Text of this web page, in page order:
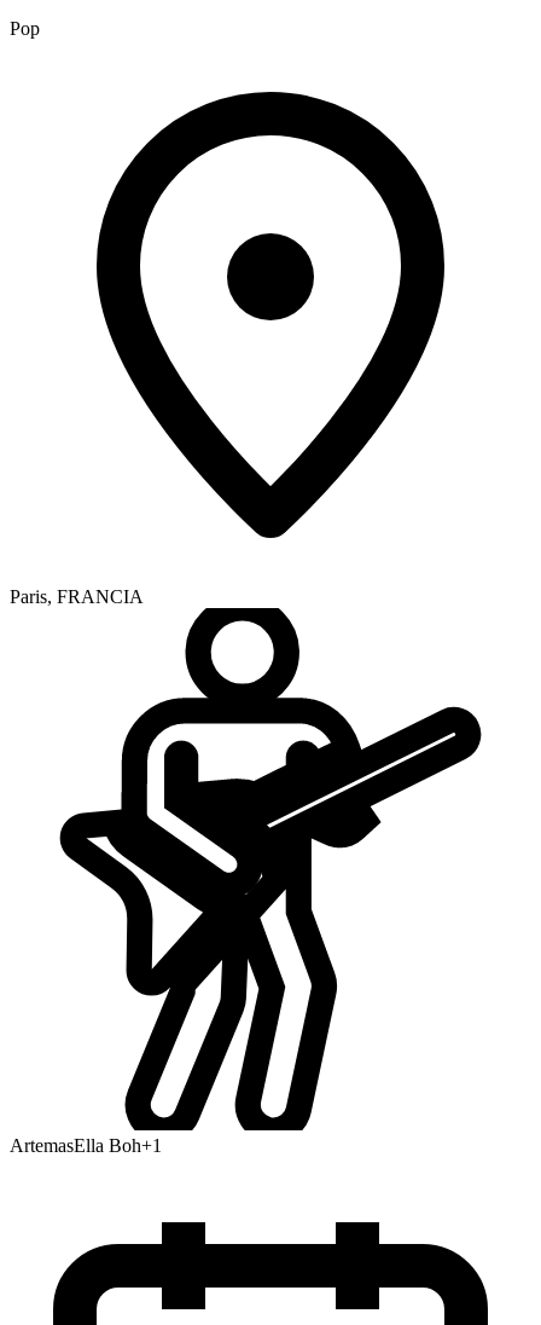
Pop
Paris, FRANCIA
ArtemasElla Boh+1